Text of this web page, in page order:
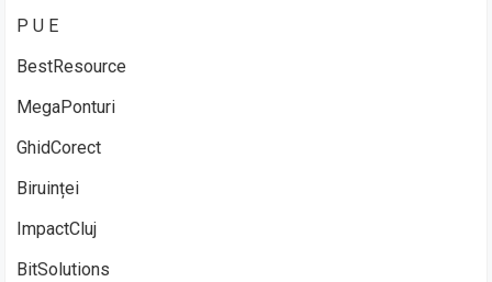
P U E
BestResource
MegaPonturi
GhidCorect
Biruinței
ImpactCluj
BitSolutions